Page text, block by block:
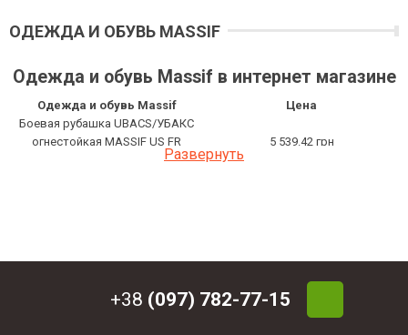
ОДЕЖДА И ОБУВЬ MASSIF
Одежда и обувь Massif в интернет магазине
Одежда и обувь Massif
Цена
Боевая рубашка UBACS/УБАКС
огнестойкая MASSIF US FR
5 539.42 грн
Развернуть
+38 (097) 782-77-15